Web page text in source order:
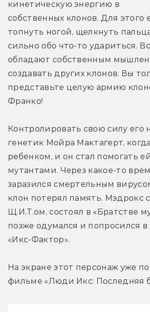
кинетическую энергию в
собственных клонов. Для этого
топнуть ногой, щелкнуть
сильно обо что-то удариться.
обладают собственным
создавать других клонов. Вы
представьте целую армию
Франко!
Контролировать свою силу его
генетик Мойра Мактагерт,
ребенком, и он стал помогать
мутантами. Через какое-то
заразился смертельным
клон потерял память. Мэдрокс
Щ.И.Т.ом, состоял в «Братстве
позже одумался и попросился
«Икс-Фактор».
На экране этот персонаж уже
фильме «Люди Икс: Последняя